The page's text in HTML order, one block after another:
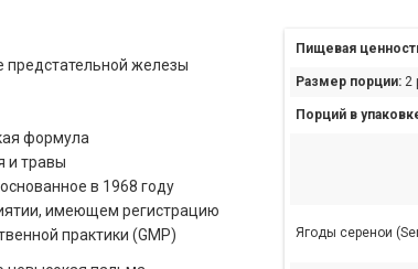
Пищевая
Размер порции: 2
Порций в
Ягоды серенои
железы
формула
и травы
в 1968 году
имеющем регистрацию
практики (GMP)